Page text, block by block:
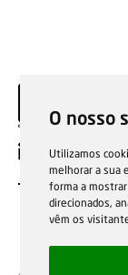
O nosso
Utilizamos
melhorar a sua
forma a
direcionados,
vêm os